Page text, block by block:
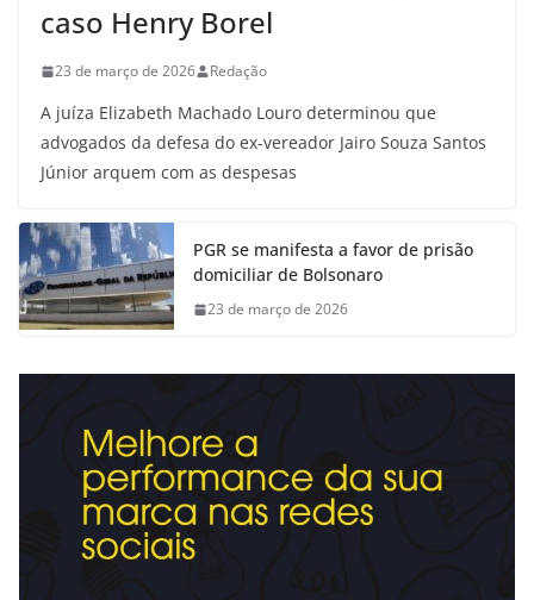
caso Henry Borel
23 de março de 2026 Redação
A juíza Elizabeth Machado Louro determinou que
advogados da defesa do ex-vereador Jairo Souza Santos
Júnior arquem com as despesas
PGR se manifesta a favor de prisão
domiciliar de Bolsonaro
23 de março de 2026